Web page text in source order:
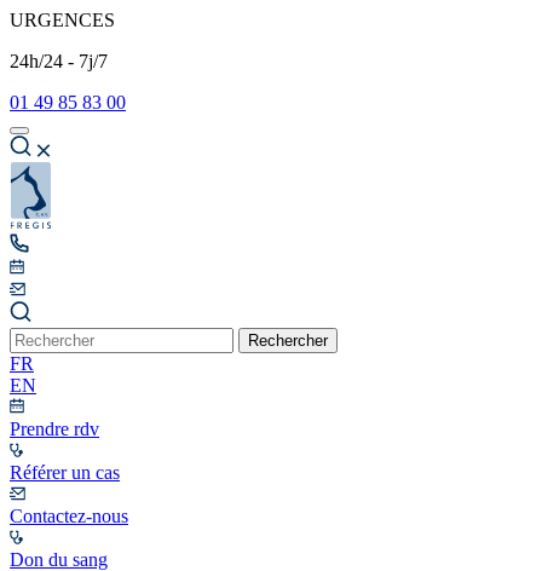
URGENCES
24h/24 - 7j/7
01 49 85 83 00
Rechercher
FR
EN
Prendre rdv
Référer un cas
Contactez-nous
Don du sang